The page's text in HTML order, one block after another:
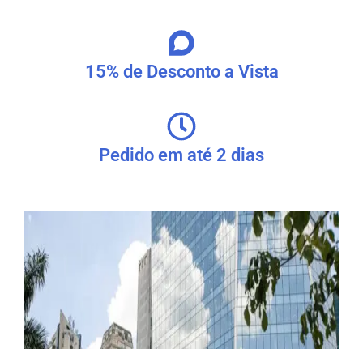
15% de Desconto a Vista
Pedido em até 2 dias